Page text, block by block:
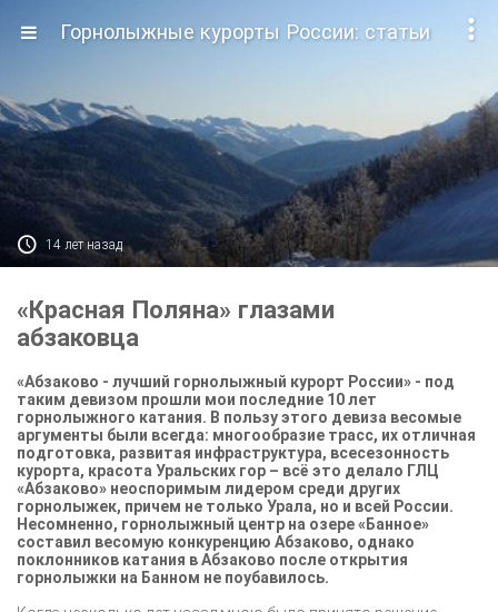

Горнолыжные курорты России: статьи
 14 лет назад
«Красная Поляна» глазами
абзаковца
«Абзаково - лучший горнолыжный курорт России» - под
таким девизом прошли мои последние 10 лет
горнолыжного катания. В пользу этого девиза весомые
аргументы были всегда: многообразие трасс, их отличная
подготовка, развитая инфраструктура, всесезонность
курорта, красота Уральских гор – всё это делало ГЛЦ
«Абзаково» неоспоримым лидером среди других
горнолыжек, причем не только Урала, но и всей России.
Несомненно, горнолыжный центр на озере «Банное»
составил весомую конкуренцию Абзаково, однако
поклонников катания в Абзаково после открытия
горнолыжки на Банном не поубавилось.